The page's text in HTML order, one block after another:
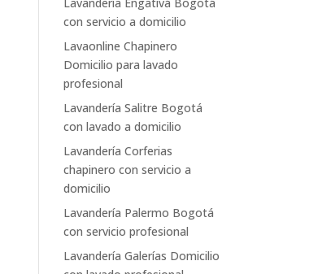
con servicio a domicilio
Lavaonline Chapinero
Domicilio para lavado
profesional
Lavandería Salitre Bogotá
con lavado a domicilio
Lavandería Corferias
chapinero con servicio a
domicilio
Lavandería Palermo Bogotá
con servicio profesional
Lavandería Galerías Domicilio